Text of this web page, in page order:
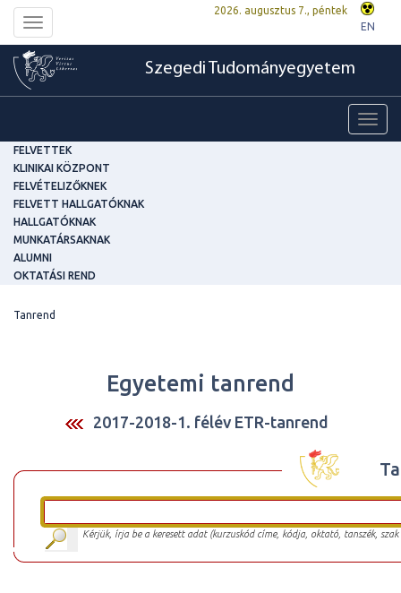
Toggle
navigation
2026. augusztus 7., péntek
EN
Szegedi Tudományegyetem
FELVETTEK
KLINIKAI KÖZPONT
FELVÉTELIZŐKNEK
FELVETT HALLGATÓKNAK
HALLGATÓKNAK
MUNKATÁRSAKNAK
ALUMNI
OKTATÁSI REND
Tanrend
Egyetemi tanrend
2017-2018-1. félév ETR-tanrend
Kérjük, írja be a keresett adat (kurzuskód címe, kódja, oktató, tanszék,